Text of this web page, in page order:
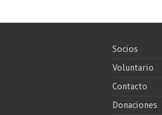
Socios
Voluntario
Contacto
Donaciones